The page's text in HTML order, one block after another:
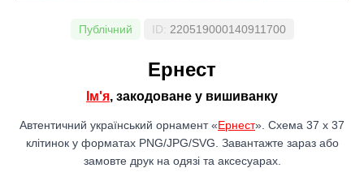
Публічний ID: 220519000140911700
Ернест
Ім'я, закодоване у вишиванку
Автентичний український орнамент «Ернест». Схема 37 x 37
клітинок у форматах PNG/JPG/SVG. Завантажте зараз або
замовте друк на одязі та аксесуарах.